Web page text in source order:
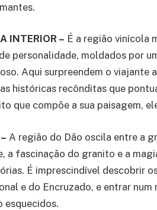
INTERIOR – É a região vinícola
personalidade, moldados por
Aqui surpreendem o viajante
históricas recônditas que
que compõe a sua paisagem,
A região do Dão oscila entre a
a fascinação do granito e a
É imprescindível descobrir
e do Encruzado, e entrar
esquecidos.